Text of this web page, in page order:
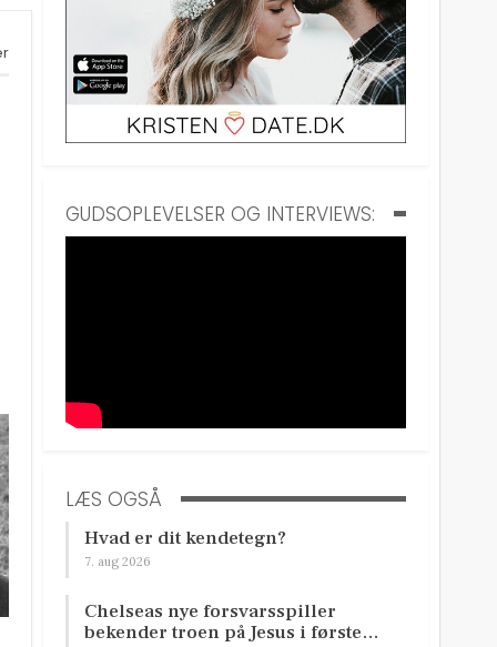
GUDSOPLEVELSER OG INTERVIEWS:
LÆS OGSÅ
Hvad er dit kendetegn?
7. aug 2026
Chelseas nye forsvarsspiller
bekender troen på Jesus i første…